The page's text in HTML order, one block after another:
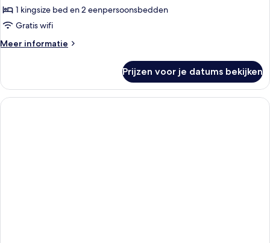
1 kingsize bed en 2 eenpersoonsbedden
Gratis wifi
Meer informatie
Meer
(Deluxe)
Prijzen voor je datums bekijken